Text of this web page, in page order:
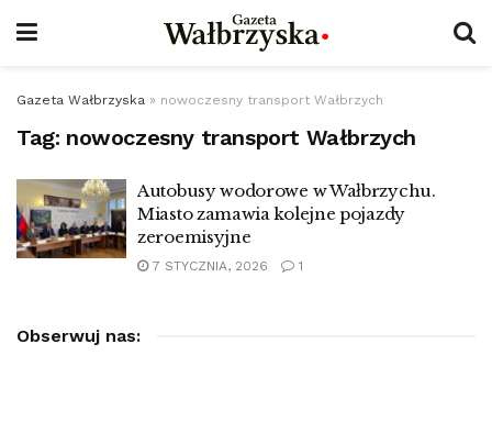
Gazeta Wałbrzyska » nowoczesny transport Wałbrzych
Tag: nowoczesny transport Wałbrzych
Autobusy wodorowe w Wałbrzychu.
Miasto zamawia kolejne pojazdy
zeroemisyjne
7 STYCZNIA, 2026 1
Obserwuj nas: